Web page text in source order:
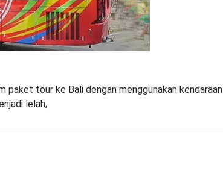
tour ke Bali dengan menggunakan kendaraan
lelah,